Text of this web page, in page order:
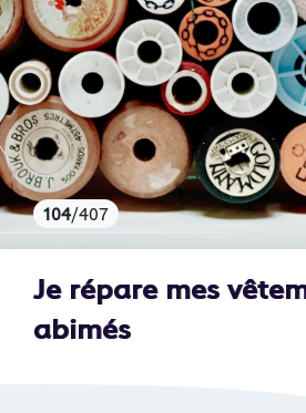
104/407
Je répare mes
abimés